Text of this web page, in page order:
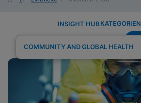
INSIGHT HUBKATEGORIEN
COMMUNITY AND GLOBAL HEALTH